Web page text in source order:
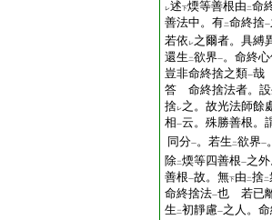
レ述下煗等善根由 二命
善法中。有二命終捨一
若依 レ之爾者。具縛
還生 二欲界一。命終
豈非命終捨之類一哉
答 命終捨法者。
捨レ之。故光法師餘
相一云。殊勝善根。
同分一。若生 二欲界一
除二煗等四善根一之
善根一故。無下由 二捨二
命終捨法一也 若已
生 二初靜慮一之人。